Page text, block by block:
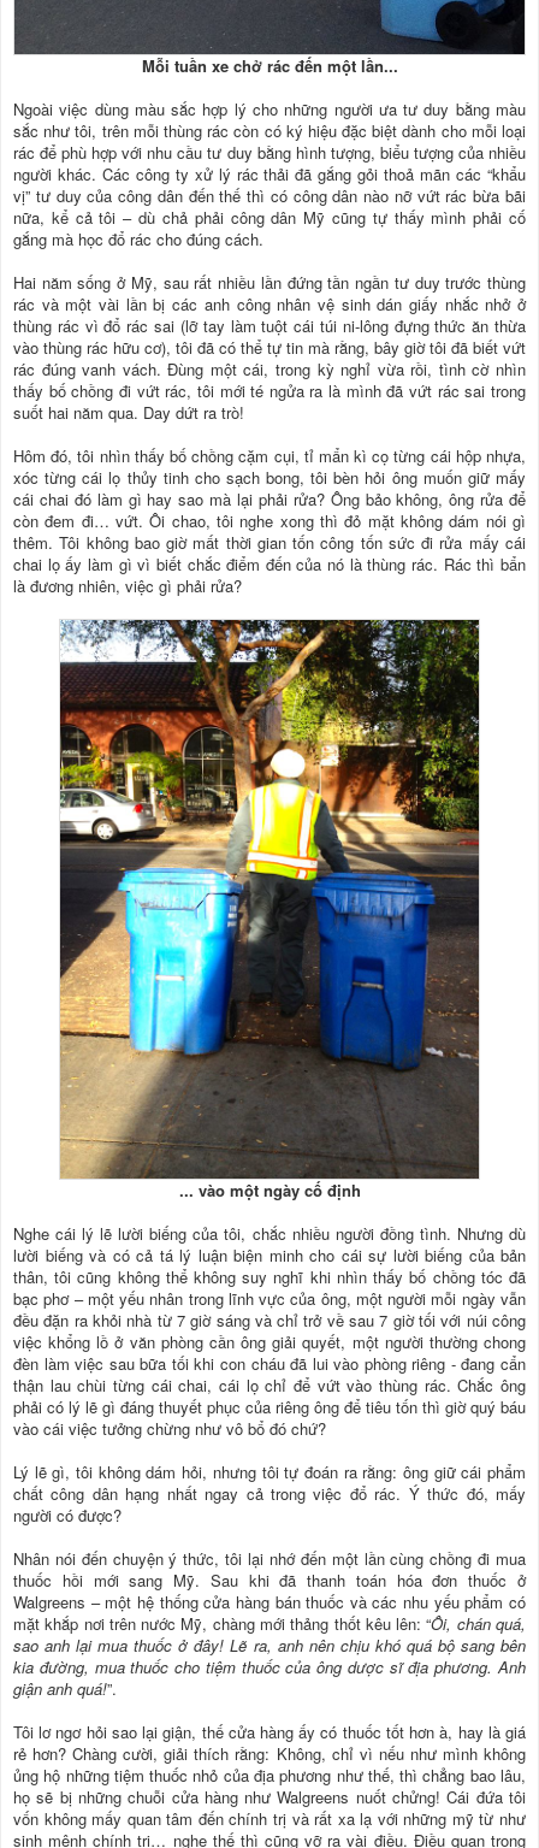
Mỗi tuần xe chở rác đến một lần...
Ngoài việc dùng màu sắc hợp lý cho những người ưa tư duy bằng màu
sắc như tôi, trên mỗi thùng rác còn có ký hiệu đặc biệt dành cho mỗi loại
rác để phù hợp với nhu cầu tư duy bằng hình tượng, biểu tượng của nhiều
người khác. Các công ty xử lý rác thải đã gắng gỏi thoả mãn các “khẩu
vị” tư duy của công dân đến thế thì có công dân nào nỡ vứt rác bừa bãi
nữa, kể cả tôi – dù chả phải công dân Mỹ cũng tự thấy mình phải cố
gắng mà học đổ rác cho đúng cách.
Hai năm sống ở Mỹ, sau rất nhiều lần đứng tần ngần tư duy trước thùng
rác và một vài lần bị các anh công nhân vệ sinh dán giấy nhắc nhở ở
thùng rác vì đổ rác sai (lỡ tay làm tuột cái túi ni-lông đựng thức ăn thừa
vào thùng rác hữu cơ), tôi đã có thể tự tin mà rằng, bây giờ tôi đã biết vứt
rác đúng vanh vách. Đùng một cái, trong kỳ nghỉ vừa rồi, tình cờ nhìn
thấy bố chồng đi vứt rác, tôi mới té ngửa ra là mình đã vứt rác sai trong
suốt hai năm qua. Day dứt ra trò!
Hôm đó, tôi nhìn thấy bố chồng cặm cụi, tỉ mẩn kì cọ từng cái hộp nhựa,
xóc từng cái lọ thủy tinh cho sạch bong, tôi bèn hỏi ông muốn giữ mấy
cái chai đó làm gì hay sao mà lại phải rửa? Ông bảo không, ông rửa để
còn đem đi… vứt. Ôi chao, tôi nghe xong thì đỏ mặt không dám nói gì
thêm. Tôi không bao giờ mất thời gian tốn công tốn sức đi rửa mấy cái
chai lọ ấy làm gì vì biết chắc điểm đến của nó là thùng rác. Rác thì bẩn
là đương nhiên, việc gì phải rửa?
... vào một ngày cố định
Nghe cái lý lẽ lười biếng của tôi, chắc nhiều người đồng tình. Nhưng dù
lười biếng và có cả tá lý luận biện minh cho cái sự lười biếng của bản
thân, tôi cũng không thể không suy nghĩ khi nhìn thấy bố chồng tóc đã
bạc phơ – một yếu nhân trong lĩnh vực của ông, một người mỗi ngày vẫn
đều đặn ra khỏi nhà từ 7 giờ sáng và chỉ trở về sau 7 giờ tối với núi công
việc khổng lồ ở văn phòng cần ông giải quyết, một người thường chong
đèn làm việc sau bữa tối khi con cháu đã lui vào phòng riêng - đang cẩn
thận lau chùi từng cái chai, cái lọ chỉ để vứt vào thùng rác. Chắc ông
phải có lý lẽ gì đáng thuyết phục của riêng ông để tiêu tốn thì giờ quý báu
vào cái việc tưởng chừng như vô bổ đó chứ?
Lý lẽ gì, tôi không dám hỏi, nhưng tôi tự đoán ra rằng: ông giữ cái phẩm
chất công dân hạng nhất ngay cả trong việc đổ rác. Ý thức đó, mấy
người có được?
Nhân nói đến chuyện ý thức, tôi lại nhớ đến một lần cùng chồng đi mua
thuốc hồi mới sang Mỹ. Sau khi đã thanh toán hóa đơn thuốc ở
Walgreens – một hệ thống cửa hàng bán thuốc và các nhu yếu phẩm có
mặt khắp nơi trên nước Mỹ, chàng mới thảng thốt kêu lên: “Ôi, chán quá,
sao anh lại mua thuốc ở đây! Lẽ ra, anh nên chịu khó quá bộ sang bên
kia đường, mua thuốc cho tiệm thuốc của ông dược sĩ địa phương. Anh
giận anh quá!”.
Tôi lơ ngơ hỏi sao lại giận, thế cửa hàng ấy có thuốc tốt hơn à, hay là giá
rẻ hơn? Chàng cười, giải thích rằng: Không, chỉ vì nếu như mình không
ủng hộ những tiệm thuốc nhỏ của địa phương như thế, thì chẳng bao lâu,
họ sẽ bị những chuỗi cửa hàng như Walgreens nuốt chửng! Cái đứa tôi
vốn không mấy quan tâm đến chính trị và rất xa lạ với những mỹ từ như
sinh mệnh chính trị… nghe thế thì cũng vỡ ra vài điều. Điều quan trọng